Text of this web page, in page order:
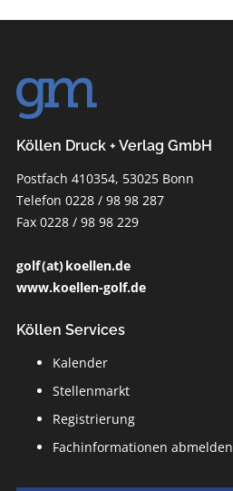
Köllen Druck + Verlag GmbH
Postfach 410354, 53025 Bonn
Telefon 0228 / 98 98 287
Fax 0228 / 98 98 229
golf (at) koellen.de
www.koellen-golf.de
Köllen Services
Kalender
Stellenmarkt
Registrierung
Fachinformationen abmelden